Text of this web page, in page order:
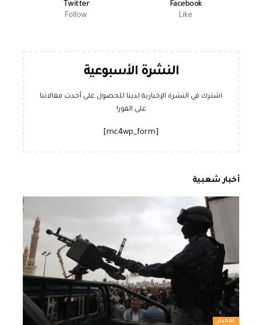
Facebook
Like
Twitter
Follow
النشرة الأسبوعية
اشترك في النشرة الإخبارية لدينا للحصول على أحدث مقالاتنا
على الفور!
أخبار شعبية
الأخبار